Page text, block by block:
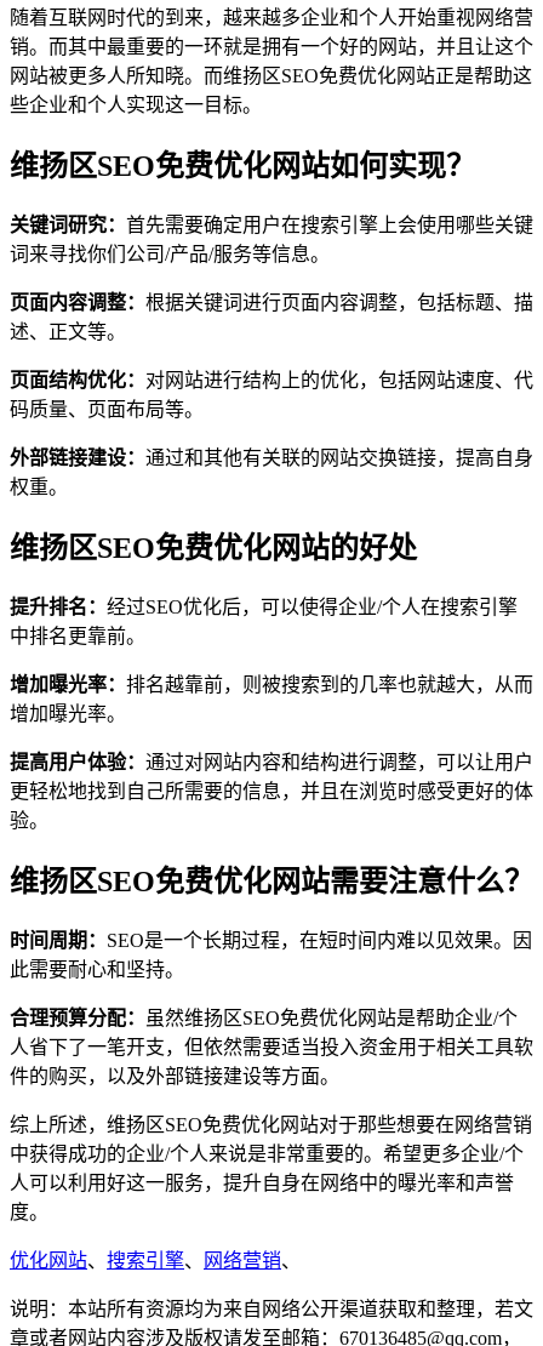
随着互联网时代的到来，越来越多企业和个人开始重视网络营
销。而其中最重要的一环就是拥有一个好的网站，并且让这个
网站被更多人所知晓。而维扬区SEO免费优化网站正是帮助这
些企业和个人实现这一目标。
维扬区SEO免费优化网站如何实现？
关键词研究： 首先需要确定用户在搜索引擎上会使用哪些关键
词来寻找你们公司/产品/服务等信息。
页面内容调整： 根据关键词进行页面内容调整，包括标题、描
述、正文等。
页面结构优化： 对网站进行结构上的优化，包括网站速度、代
码质量、页面布局等。
外部链接建设： 通过和其他有关联的网站交换链接，提高自身
权重。
维扬区SEO免费优化网站的好处
提升排名： 经过SEO优化后，可以使得企业/个人在搜索引擎
中排名更靠前。
增加曝光率： 排名越靠前，则被搜索到的几率也就越大，从而
增加曝光率。
提高用户体验： 通过对网站内容和结构进行调整，可以让用户
更轻松地找到自己所需要的信息，并且在浏览时感受更好的体
验。
维扬区SEO免费优化网站需要注意什么？
时间周期： SEO是一个长期过程，在短时间内难以见效果。因
此需要耐心和坚持。
合理预算分配：
虽然维扬区SEO免费优化网站是帮助企业/个
人省下了一笔开支，但依然需要适当投入资金用于相关工具软
件的购买，以及外部链接建设等方面。
综上所述，维扬区SEO免费优化网站对于那些想要在网络营销
中获得成功的企业/个人来说是非常重要的。希望更多企业/个
人可以利用好这一服务，提升自身在网络中的曝光率和声誉
度。
优化网站、 搜索引擎、 网络营销、
说明：本站所有资源均为来自网络公开渠道获取和整理，若文
章或者网站内容涉及版权请发至邮箱：670136485@qq.com，